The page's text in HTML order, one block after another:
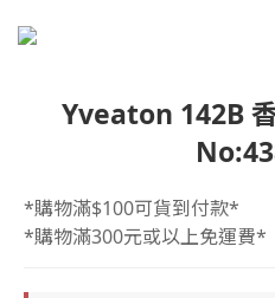
Yveaton 142B
*購物滿$100可貨到付款*
*購物滿300元或以上免運費*